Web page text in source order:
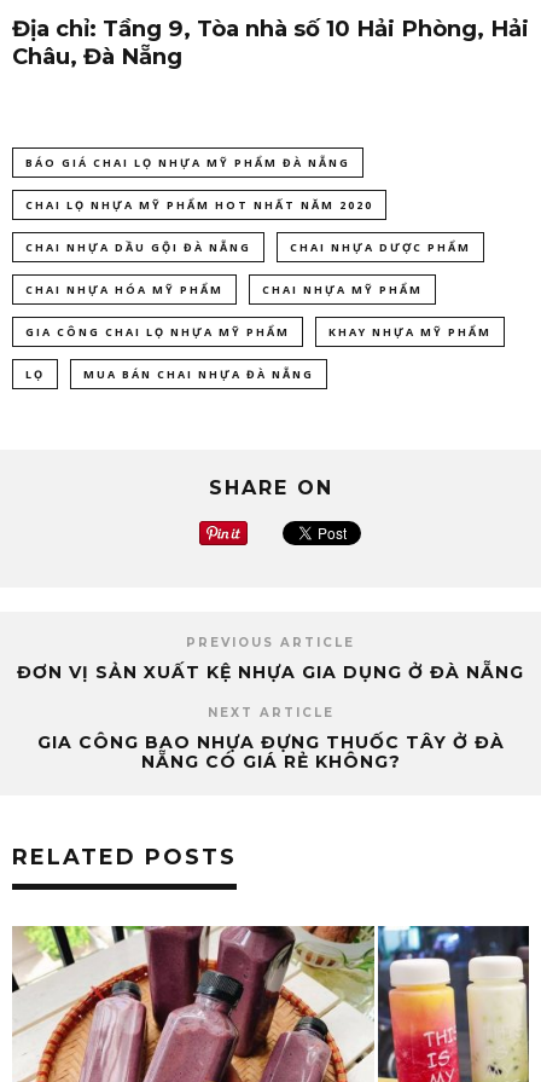
Địa chỉ: Tầng 9, Tòa nhà số 10 Hải Phòng, Hải
Châu, Đà Nẵng
BÁO GIÁ CHAI LỌ NHỰA MỸ PHẨM ĐÀ NẴNG
CHAI LỌ NHỰA MỸ PHẨM HOT NHẤT NĂM 2020
CHAI NHỰA DẦU GỘI ĐÀ NẴNG CHAI NHỰA DƯỢC PHẨM
CHAI NHỰA HÓA MỸ PHẨM CHAI NHỰA MỸ PHẨM
GIA CÔNG CHAI LỌ NHỰA MỸ PHẨM KHAY NHỰA MỸ PHẨM
LỌ MUA BÁN CHAI NHỰA ĐÀ NẴNG
SHARE ON
PREVIOUS ARTICLE
ĐƠN VỊ SẢN XUẤT KỆ NHỰA GIA DỤNG Ở ĐÀ NẴNG
NEXT ARTICLE
GIA CÔNG BAO NHỰA ĐỰNG THUỐC TÂY Ở ĐÀ
NẴNG CÓ GIÁ RẺ KHÔNG?
RELATED POSTS